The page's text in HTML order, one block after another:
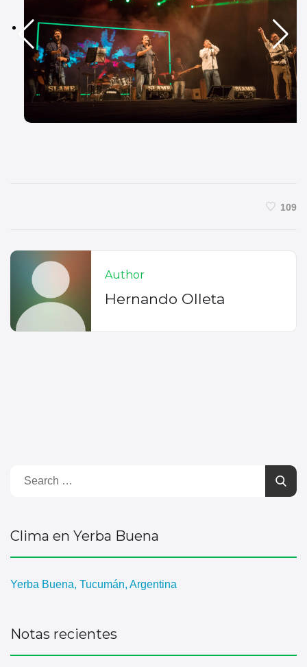
109
Author
Hernando Olleta
Clima en Yerba Buena
Yerba Buena, Tucumán, Argentina
Notas recientes